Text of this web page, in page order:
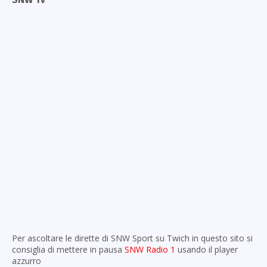
Per ascoltare le dirette di SNW Sport su Twich in questo sito si
consiglia di mettere in pausa SNW Radio 1 usando il player
azzurro